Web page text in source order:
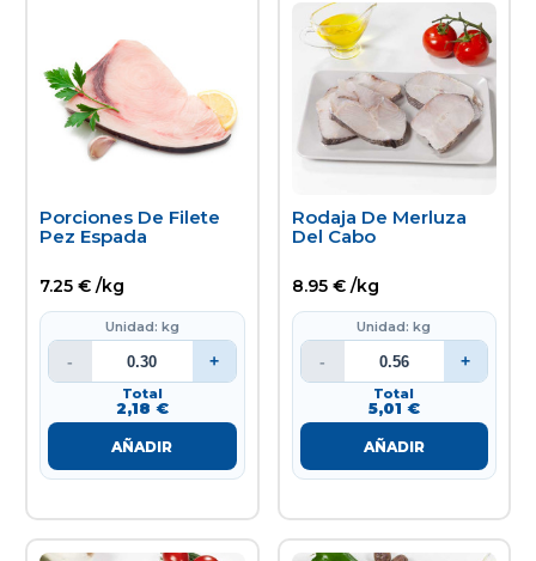
Porciones De Filete
Pez Espada
7.25 € /kg
Unidad: kg
- +
Total
2,18 €
AÑADIR
Rodaja De Merluza
Del Cabo
8.95 € /kg
Unidad: kg
- +
Total
5,01 €
AÑADIR